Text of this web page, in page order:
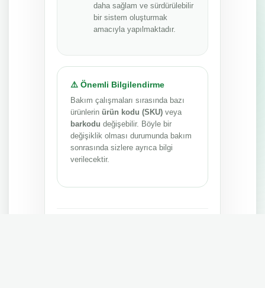
daha sağlam ve sürdürülebilir
bir sistem oluşturmak
amacıyla yapılmaktadır.
⚠️ Önemli Bilgilendirme
Bakım çalışmaları sırasında bazı
ürünlerin ürün kodu (SKU) veya
barkodu değişebilir. Böyle bir
değişiklik olması durumunda bakım
sonrasında sizlere ayrıca bilgi
verilecektir.